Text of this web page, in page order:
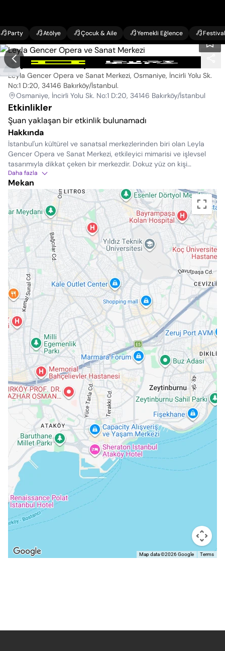
Party Atölye Çocuk & Aile Yemekli Eğlence Festival
Leyla Gencer Opera ve Sanat Merkezi
Leyla Gencer Opera ve Sanat Merkezi, Osmaniye, İncirli Yolu Sk.
No:1 D:20, 34146 Bakırköy/İstanbul.
Osmaniye, İncirli Yolu Sk. No:1 D:20, 34146 Bakırköy/İstanbul
Etkinlikler
Şuan yaklaşan bir etkinlik bulunamadı
Hakkında
İstanbul'un kültürel ve sanatsal merkezlerinden biri olan Leyla
Gencer Opera ve Sanat Merkezi, etkileyici mimarisi ve işlevsel
tasarımıyla dikkat çeken bir merkezdir. Dokuz yüz on kişi
kapasiteli salonda sahne, girişin bir alt katında konumlanmıştır ve
üç katta yer alan fuayelerle bağlantılıdır. Bu fuayeler aynı
zamanda sergi salonu olarak da kullanılmakta olup, merkezin çatı
katında bulunan çocuk kulübü, hobi atölyeleri ve küçük bir kafe,
ziyaretçilere dinlenme ve eğlence imkanları sağlar.
Daha fazla
Mekan
Map data ©2026 Google Terms